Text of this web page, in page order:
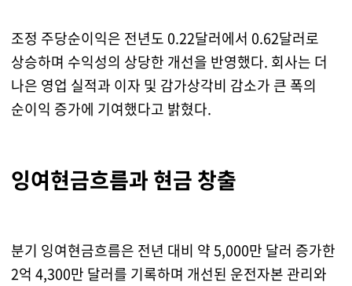
조정 주당순이익은 전년도 0.22달러에서 0.62달러로
상승하며 수익성의 상당한 개선을 반영했다. 회사는 더
나은 영업 실적과 이자 및 감가상각비 감소가 큰 폭의
순이익 증가에 기여했다고 밝혔다.
잉여현금흐름과 현금 창출
분기 잉여현금흐름은 전년 대비 약 5,000만 달러 증가한
2억 4,300만 달러를 기록하며 개선된 운전자본 관리와